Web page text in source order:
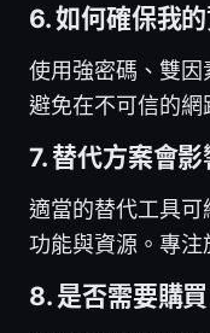
6. 如何確保我
使用強密碼、雙因
避免在不可信的網
7. 替代方案會
適當的替代工具
功能與資源。專注
8. 是否需要購